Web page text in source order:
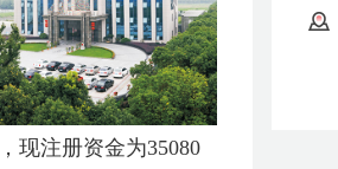
现注册资金为35080